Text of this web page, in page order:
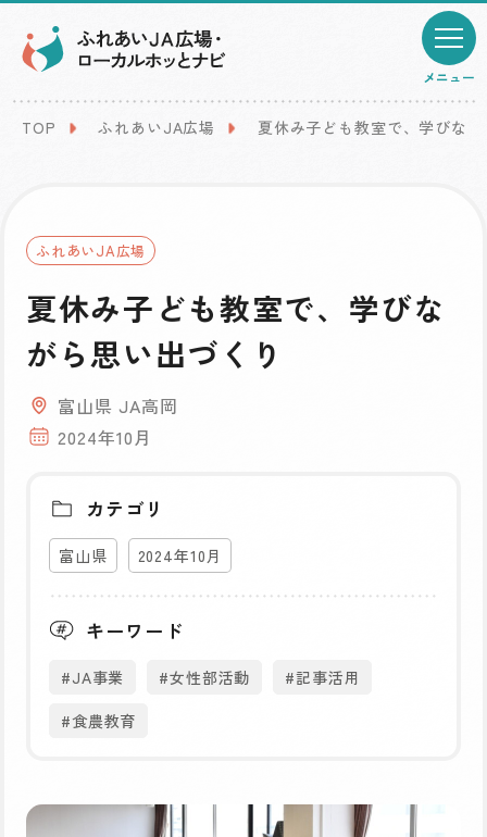
メニュー
TOP ふれあいJA広場 夏休み子ども教室で、学びな
ふれあいJA広場
夏休み子ども教室で、学びな
がら思い出づくり
富山県 JA高岡
2024年10月
カテゴリ
富山県 2024年10月
キーワード
#JA事業 #女性部活動
#記事活用
#食農教育